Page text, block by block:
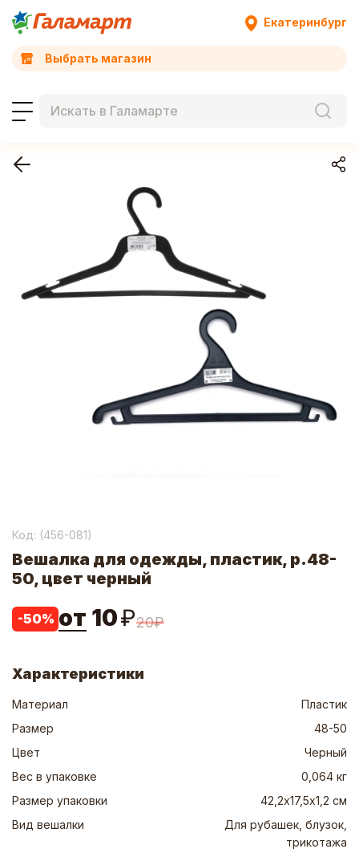
Екатеринбург
Выбрать магазин
Код: (456-081)
Вешалка для одежды, пластик, р.48-
50, цвет черный
-50% от 10₽20₽
Характеристики
Материал
Пластик
Размер
48-50
Цвет
Черный
Вес в упаковке
0,064 кг
Размер упаковки
42,2х17,5х1,2 см
Вид вешалки
Для рубашек, блузок,
трикотажа